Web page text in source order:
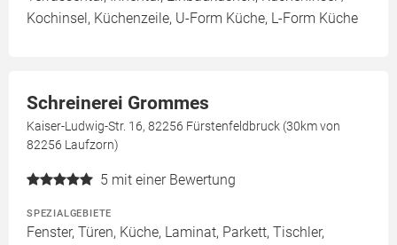
Kochinsel, Küchenzeile, U-Form Küche, L-Form Küche
Schreinerei Grommes
Kaiser-Ludwig-Str. 16, 82256 Fürstenfeldbruck (30km von
82256 Laufzorn)
5 mit einer Bewertung
SPEZIALGEBIETE
Fenster, Türen, Küche, Laminat, Parkett, Tischler,